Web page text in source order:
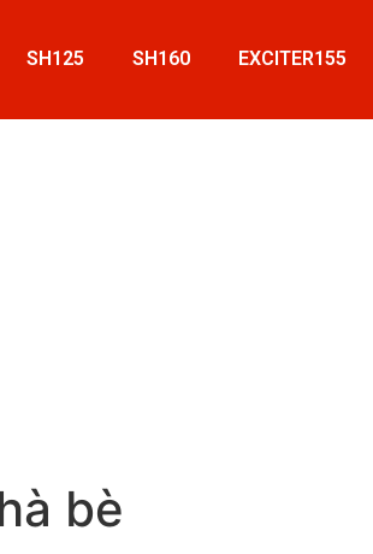
SH125 SH160 EXCITER155
bè